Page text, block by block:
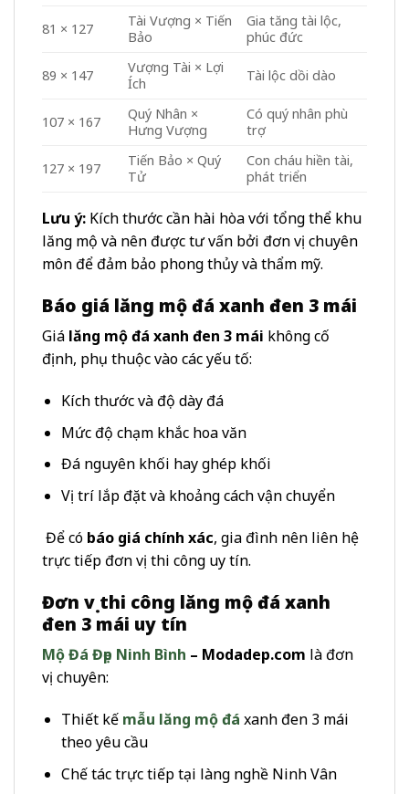
81 × 127
Tài Vượng × Tiến
Bảo
Gia tăng tài lộc,
phúc đức
89 × 147
Vượng Tài × Lợi
Ích
Tài lộc dồi dào
107 × 167
Quý Nhân ×
Hưng Vượng
Có quý nhân phù
trợ
127 × 197
Tiến Bảo × Quý
Tử
Con cháu hiền tài,
phát triển
Lưu ý: Kích thước cần hài hòa với tổng thể khu
lăng mộ và nên được tư vấn bởi đơn vị chuyên
môn để đảm bảo phong thủy và thẩm mỹ.
Báo giá lăng mộ đá xanh đen 3 mái
Giá lăng mộ đá xanh đen 3 mái không cố
định, phụ thuộc vào các yếu tố:
Kích thước và độ dày đá
Mức độ chạm khắc hoa văn
Đá nguyên khối hay ghép khối
Vị trí lắp đặt và khoảng cách vận chuyển
Để có báo giá chính xác, gia đình nên liên hệ
trực tiếp đơn vị thi công uy tín.
Đơn vị thi công lăng mộ đá xanh
đen 3 mái uy tín
Mộ Đá Đẹp Ninh Bình – Modadep.com là đơn
vị chuyên:
Thiết kế mẫu lăng mộ đá xanh đen 3 mái
theo yêu cầu
Chế tác trực tiếp tại làng nghề Ninh Vân